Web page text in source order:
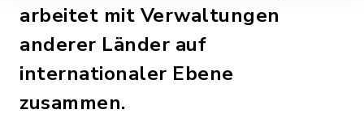
arbeitet mit Verwaltungen
anderer Länder auf
internationaler Ebene
zusammen.